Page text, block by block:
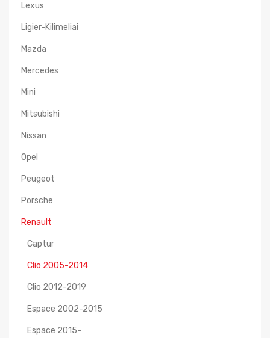
Lexus
Ligier-Kilimeliai
Mazda
Mercedes
Mini
Mitsubishi
Nissan
Opel
Peugeot
Porsche
Renault
Captur
Clio 2005-2014
Clio 2012-2019
Espace 2002-2015
Espace 2015-